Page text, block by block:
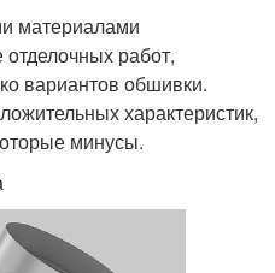
материалами
работ,
вариантов обшивки.
характеристик,
минусы.